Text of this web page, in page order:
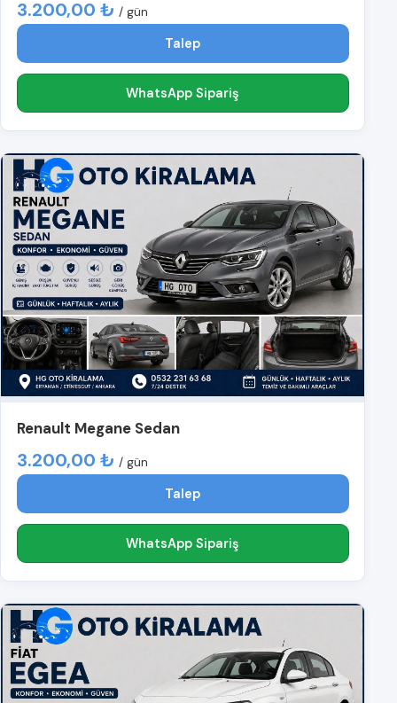
3.200,00 ₺ / gün
Talep
WhatsApp Sipariş
Renault Megane Sedan
3.200,00 ₺ / gün
Talep
WhatsApp Sipariş